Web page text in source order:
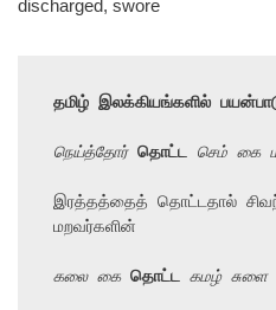
discharged, swore
தமிழ் இலக்கியங்களில்
நெய்த்தோர் தொட்ட செம் கை
இரத்தத்தைத் தொட்டதால்
மறவர்களின்
கலை கை தொட்ட கமழ் சுளை